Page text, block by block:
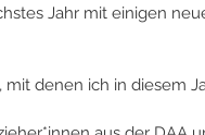
Jahr mit einigen
denen ich in diesem